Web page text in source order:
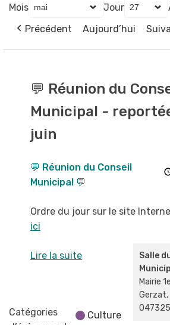
Mois Jour
Précédent
Aujourd’hui
Réunion
Conseil
Municipal
💬 Réunion du
Municipal -
juin
💬 Réunion du Conseil
Municipal 💬
Ordre du jour sur le site
ici
Salle
Mairie
Gerzat,
Lire la suite
Catégories
Culture